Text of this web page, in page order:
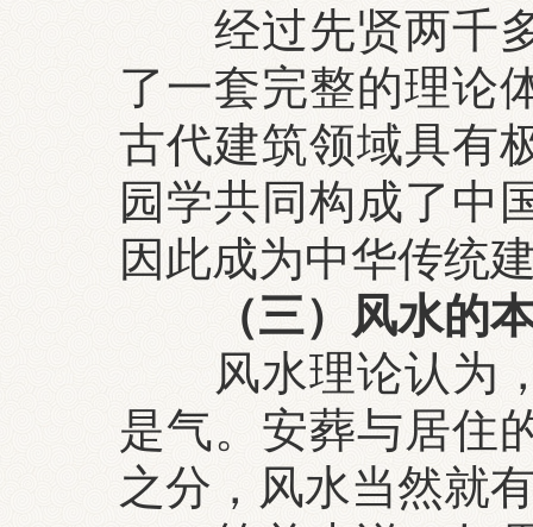
经过先贤两千多
了一套完整的理论
古代建筑领域具有
园学共同构成了中
因此成为中华传统
（三）风水的
风水理论认为，
是气。安葬与居住
之分，风水当然就